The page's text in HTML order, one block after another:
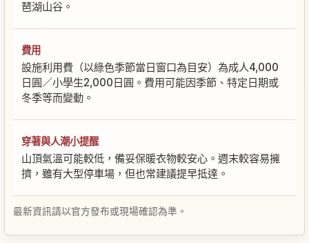
琶湖山谷。
費用
設施利用費（以綠色季節當日窗口為目安）為成人4,000
日圓／小學生2,000日圓。費用可能因季節、特定日期或
冬季等而變動。
穿著與人潮小提醒
山頂氣溫可能較低，備妥保暖衣物較安心。週末較容易擁
擠，雖有大型停車場，但也常建議提早抵達。
最新資訊請以官方發布或現場確認為準。